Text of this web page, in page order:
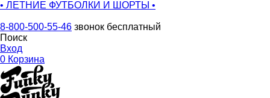
• ЛЕТНИЕ ФУТБОЛКИ И ШОРТЫ •
8-800-500-55-46 звонок бесплатный
Поиск
Вход
0 Корзина